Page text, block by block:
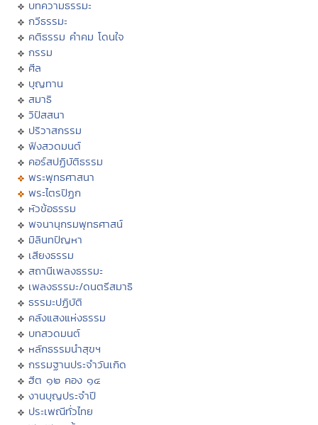
บทความธรรมะ
กวีธรรมะ
คติธรรม คำคม โดนใจ
กรรม
ศีล
บุญทาน
สมาธิ
วิปัสสนา
ปริวาสกรรม
ฟังสวดมนต์
คอร์สปฏิบัติธรรม
พระพุทธศาสนา
พระไตรปิฏก
หัวข้อธรรม
พจนานุกรมพุทธศาสน์
มิลินทปัญหา
เสียงธรรม
สถานีเพลงธรรมะ
เพลงธรรมะ/ดนตรีสมาธิ
ธรรมะปฏิบัติ
คลังแสงแห่งธรรม
บทสวดมนต์
หลักธรรมนำสุขฯ
กรรมฐานประจำวันเกิด
ฮีต ๑๒ คอง ๑๔
งานบุญประจำปี
ประเพณีทั่วไทย